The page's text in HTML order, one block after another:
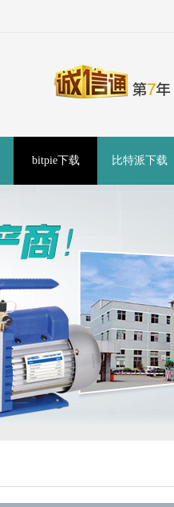
bitpie下载 比特派下载